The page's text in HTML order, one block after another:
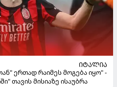
ᲘᲢᲐᲚᲘᲐ
ერთად რაიმეს მოგება იყო" -
თავის მისიაზე ისაუბრა